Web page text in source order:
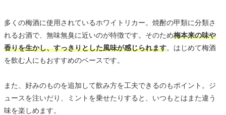
多くの梅酒に使用されているホワイトリカー。焼酎の甲類に分類さ
れるお酒で、無味無臭に近いのが特徴です。そのため梅本来の味や
香りを生かし、すっきりとした風味が感じられます。はじめて梅酒
を飲む人にもおすすめのベースです。
また、好みのものを追加して飲み方を工夫できるのもポイント。ジ
ュースを注いだり、ミントを乗せたりすると、いつもとはまた違う
味を楽しめます。